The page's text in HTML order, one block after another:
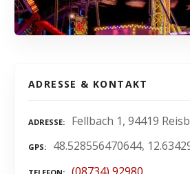
ADRESSE & KONTAKT
ADRESSE Fellbach 1, 94419
GPS 48.528556470644,